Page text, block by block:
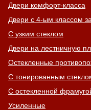
Двери комфорт-класса
Двери с 4-ым классом
С узким стеклом
Двери на лестничную
Остекленные
С тонированным
С остекленной
Усиленные